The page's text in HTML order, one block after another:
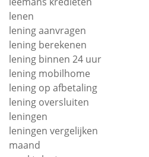
lenen
lening aanvragen
lening berekenen
lening binnen 24 uur
lening mobilhome
lening op afbetaling
lening oversluiten
leningen
leningen vergelijken
maand